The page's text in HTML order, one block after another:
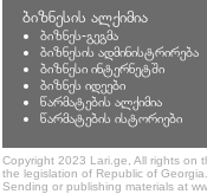
ბიზნესის ალქიმია
ბიზნეს-გეგმა
ბიზნესის ადმინისტრირება
ბიზნესი ინტერნეტში
ბიზნეს იდეები
წარმატების ალქიმია
წარმატების ისტორიები
Copyright 2023 Lari.ge, All rights on
the legislation of Republic of
Sending or publishing materials at